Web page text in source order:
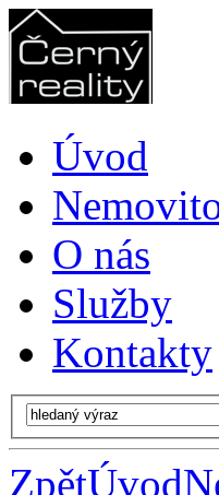
Úvod
O nás
Služby
Kontakty
ZpětÚvod